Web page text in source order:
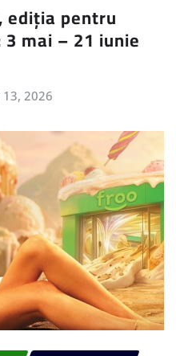
pentru
mai – 21 iunie
2026